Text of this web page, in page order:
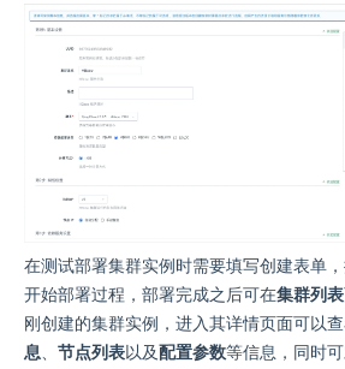
在测试部署集群实例时需要填写创建表单
开始部署过程，部署完成之后可在集群列表
刚创建的集群实例，进入其详情页面可以查
息
节点列表以及配置参数等信息，同时